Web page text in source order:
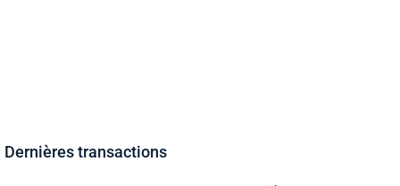
Dernières transactions